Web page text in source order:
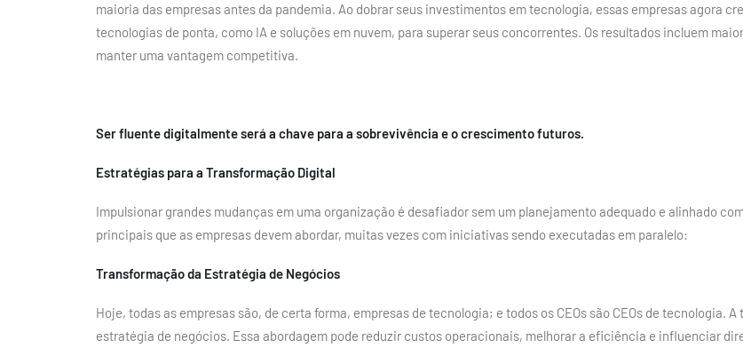
maioria das empresas antes da pandemia. Ao dobrar seus investimentos em tecnologia, essas empresas agora
tecnologias de ponta, como IA e soluções em nuvem, para superar seus concorrentes. Os resultados incluem
manter uma vantagem competitiva.
Ser fluente digitalmente será a chave para a sobrevivência e o crescimento futuros.
Estratégias para a Transformação Digital
Impulsionar grandes mudanças em uma organização é desafiador sem um planejamento adequado e alinhado
principais que as empresas devem abordar, muitas vezes com iniciativas sendo executadas em paralelo:
Transformação da Estratégia de Negócios
Hoje, todas as empresas são, de certa forma, empresas de tecnologia; e todos os CEOs são CEOs de tecnologia.
estratégia de negócios. Essa abordagem pode reduzir custos operacionais, melhorar a eficiência e influenciar